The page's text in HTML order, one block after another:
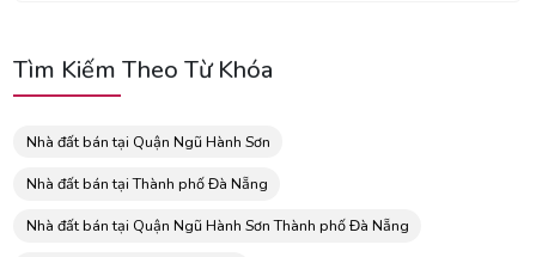
Tìm Kiếm Theo Từ Khóa
Nhà đất bán tại Quận Ngũ Hành Sơn
Nhà đất bán tại Thành phố Đà Nẵng
Nhà đất bán tại Quận Ngũ Hành Sơn Thành phố Đà Nẵng